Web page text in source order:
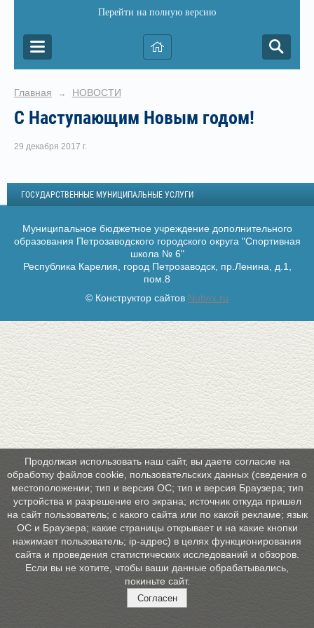
Перейти на полную версию
Главная → НОВОСТИ
С Наступающим Новым годом!
29 декабря 2017 г.
ГОСУДАРСТВЕННЫЕ МУНИЦИПАЛЬНЫЕ УСЛУГИ
Муниципальное бюджетное учреждение дополнительного
образования Петрозаводского городского округа "Спортивная
школа № 6"
Республика Карелия, город Петрозаводск, пр.Ленина, д.1,
пом.8
© Конструктор сайтов Nubex.ru
Продолжая использовать наш сайт, вы даете согласие на
обработку файлов cookie, пользовательских данных (сведения о
местоположении; тип и версия ОС; тип и версия Браузера; тип
устройства и разрешение его экрана; источник откуда пришел
на сайт пользователь; с какого сайта или по какой рекламе; язык
ОС и Браузера; какие страницы открывает и на какие кнопки
нажимает пользователь; ip-адрес) в целях функционирования
сайта и проведения статистических исследований и обзоров.
Если вы не хотите, чтобы ваши данные обрабатывались,
покиньте сайт.
Согласен